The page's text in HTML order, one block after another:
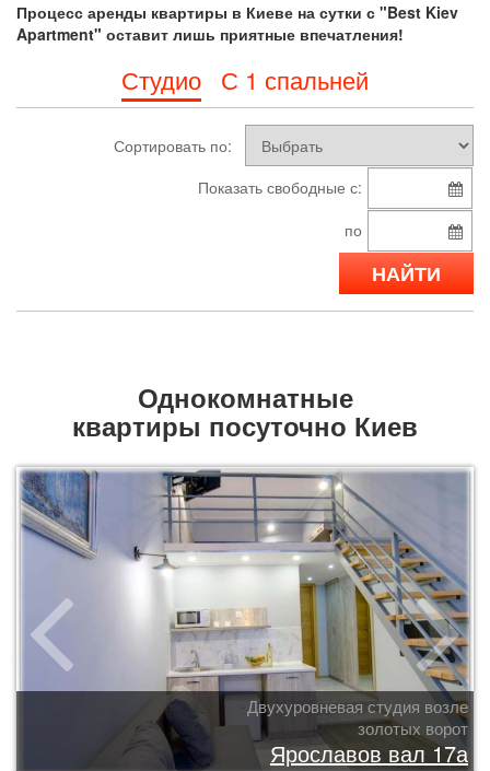
Процесс аренды квартиры в Киеве на сутки с "Best Kiev
Apartment" оставит лишь приятные впечатления!
Студио С 1 спальней
Сортировать по:
Показать свободные с:
по
НАЙТИ
Однокомнатные
квартиры посуточно Киев
Двухуровневая студия возле
золотых ворот
Ярославов вал 17а